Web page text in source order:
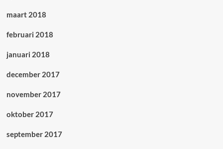
maart 2018
februari 2018
januari 2018
december 2017
november 2017
oktober 2017
september 2017